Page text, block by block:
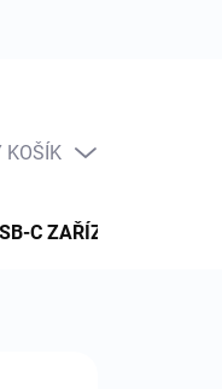
KOŠÍK
C ZAŘÍZENÍ